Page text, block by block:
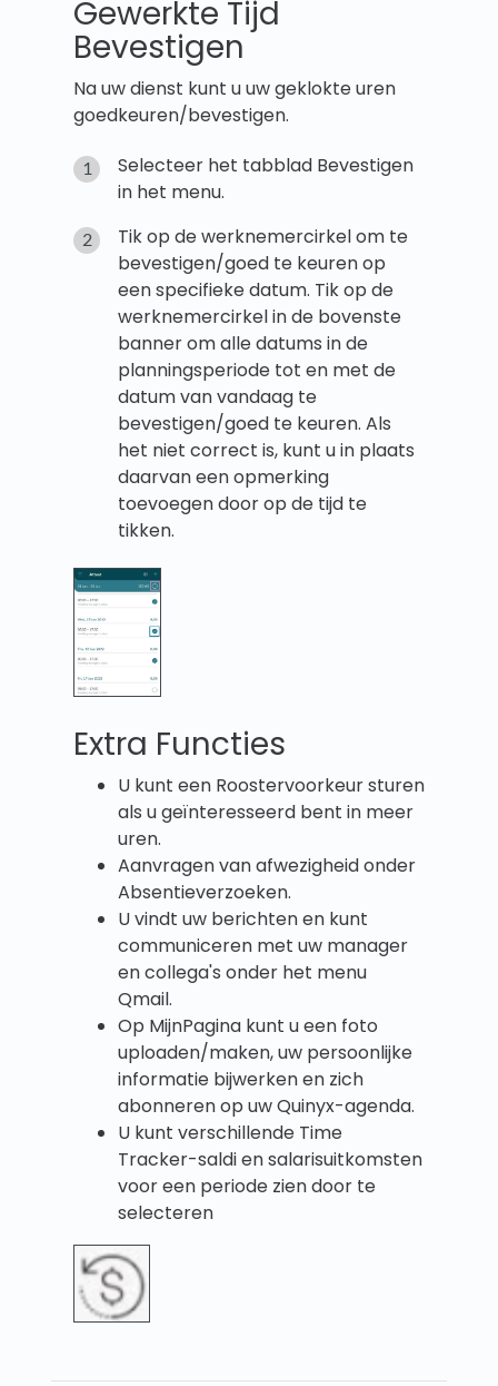
Gewerkte Tijd
Bevestigen
Na uw dienst kunt u uw geklokte uren
goedkeuren/bevestigen.
Selecteer het tabblad Bevestigen
in het menu.
Tik op de werknemercirkel om te
bevestigen/goed te keuren op
een specifieke datum. Tik op de
werknemercirkel in de bovenste
banner om alle datums in de
planningsperiode tot en met de
datum van vandaag te
bevestigen/goed te keuren. Als
het niet correct is, kunt u in plaats
daarvan een opmerking
toevoegen door op de tijd te
tikken.
Extra Functies
U kunt een Roostervoorkeur sturen
als u geïnteresseerd bent in meer
uren.
Aanvragen van afwezigheid onder
Absentieverzoeken.
U vindt uw berichten en kunt
communiceren met uw manager
en collega's onder het menu
Qmail.
Op MijnPagina kunt u een foto
uploaden/maken, uw persoonlijke
informatie bijwerken en zich
abonneren op uw Quinyx-agenda.
U kunt verschillende Time
Tracker-saldi en salarisuitkomsten
voor een periode zien door te
selecteren